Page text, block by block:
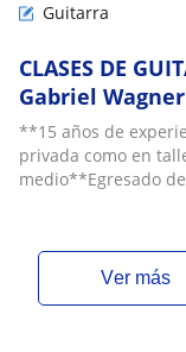
Guitarra
CLASES DE
Gabriel Wagner
**15 años de
privada como en
medio**Egresado
ver más